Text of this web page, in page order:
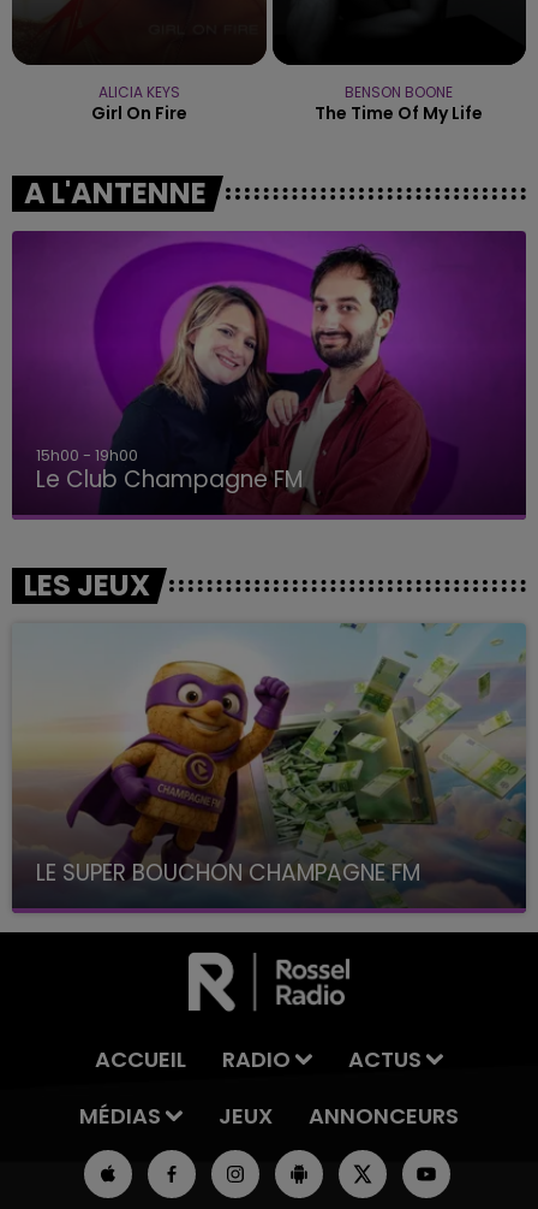
ALICIA KEYS
Girl On Fire
BENSON BOONE
The Time Of My Life
A L'ANTENNE
15h00 - 19h00
Le Club Champagne FM
LES JEUX
LE SUPER BOUCHON CHAMPAGNE FM
avec La Famille Champagne FM, à 8H10
ACCUEIL RADIO
ACTUS
MÉDIAS
JEUX ANNONCEURS